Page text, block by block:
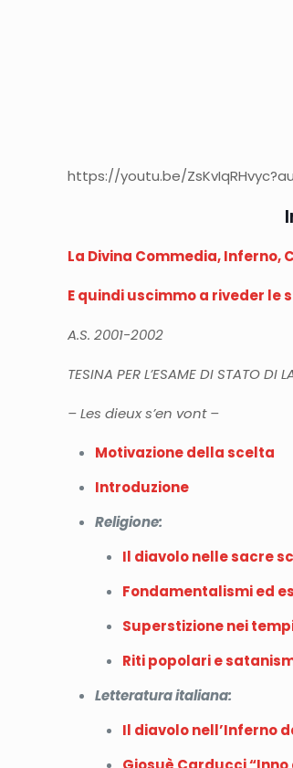
https://youtu.be/
La Divina Commedia, Inferno,
E quindi uscimmo a riveder le
A.S. 2001-2002
TESINA PER L’ESAME DI STATO DI
– Les dieux s’en vont –
Motivazione della scelta
Introduzione
Religione:
Il diavolo nelle sacre
Fondamentalismi ed
Superstizione nei
Riti popolari e
Letteratura italiana:
Il diavolo nell’Inferno